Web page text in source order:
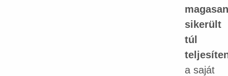
magasan
sikerült
túl
a saját